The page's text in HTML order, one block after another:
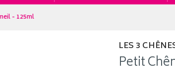
- 125ml
LES 3
Petit